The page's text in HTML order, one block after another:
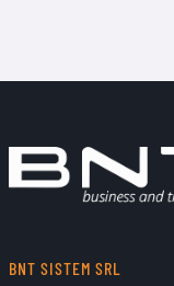
BNT SISTEM SRL